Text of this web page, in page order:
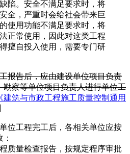
陷。安全不满足要求时，将
全，严重时会给社会带来巨
使用功能不满足要求时，将
正常使用，因此对这类工程
擅自投入使用，需要专门研
报告后，应由建设单位项目负责
察等单位项目负责人进行单位工
《建筑与市政工程施工质量控制通用
位工程完工后，各相关单位应按
质量检查报告，按规定程序审批